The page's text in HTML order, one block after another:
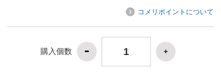
コメリポイントについて
購入個数